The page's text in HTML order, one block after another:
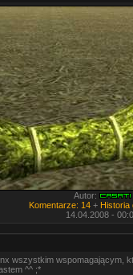
Autor:
Komentarze: 14 + Historia
14.04.2008 -
wszystkim wspomagającym,
^^ ;*